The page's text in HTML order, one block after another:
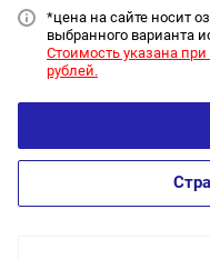
*цена на сайте носит
выбранного варианта
Стоимость указана
рублей.